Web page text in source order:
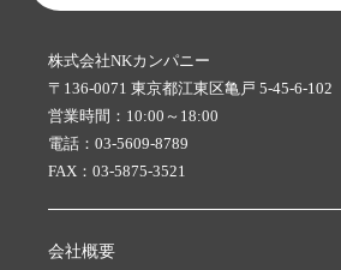
株式会社NKカンパニー
〒136-0071 東京都江東区亀戸 5-45-6-
営業時間：10:00～18:00
電話：03-5609-8789
FAX：03-5875-3521
会社概要